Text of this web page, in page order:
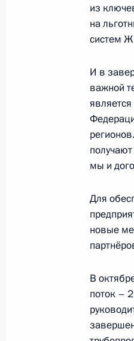
4 августа
21 июля
из
на
систем
И в
важной
мы и
Для
новые
В
поток –